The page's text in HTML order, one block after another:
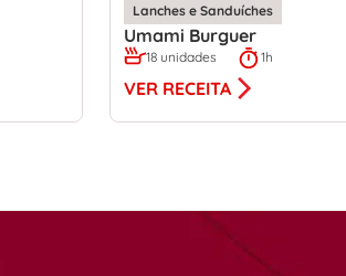
Lanches e Sanduíches
Umami Burguer
18 unidades 1h
VER RECEITA